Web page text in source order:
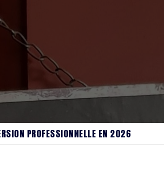
PROFESSIONNELLE EN 2026